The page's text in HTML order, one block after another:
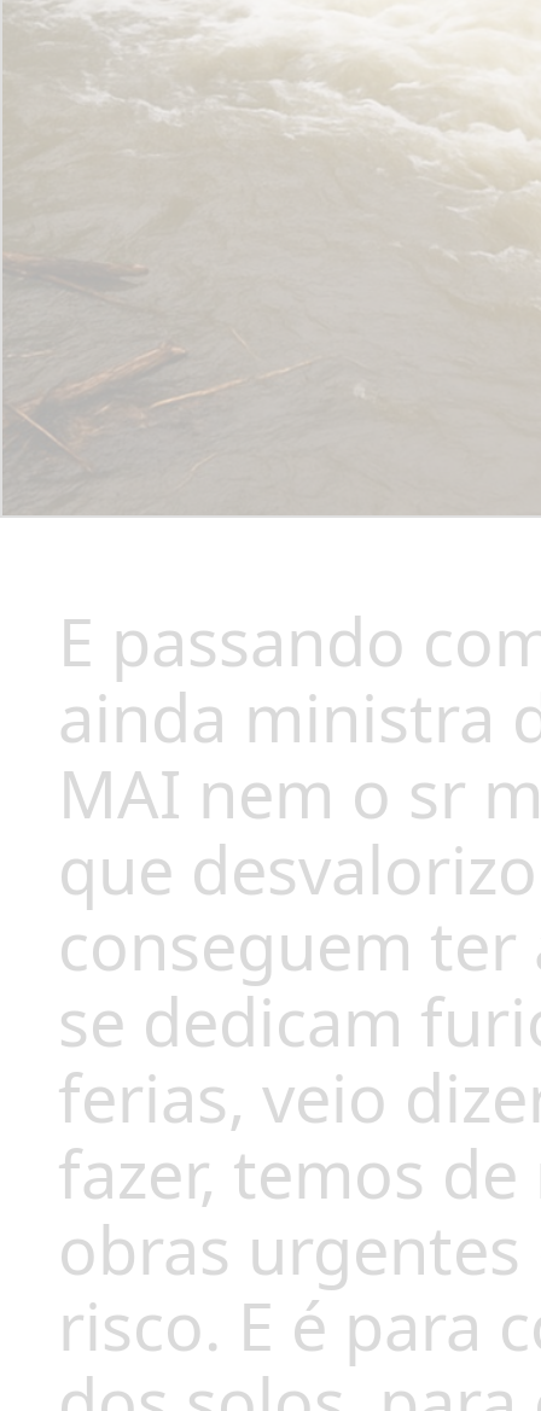
E passando
ainda ministra
MAI nem o sr
que
conseguem
se dedicam
ferias, veio
fazer, temos
obras
risco. E é para